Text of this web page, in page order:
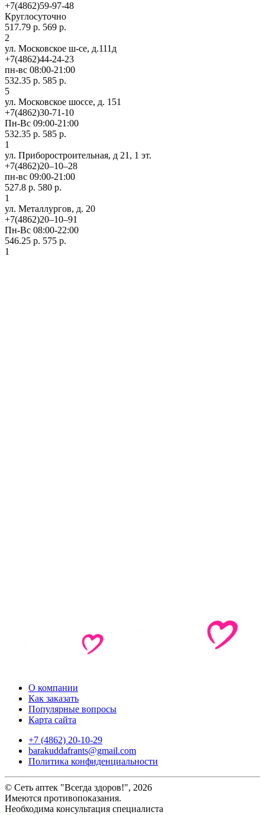
+7(4862)59-97-48
Круглосуточно
517.79 р. 569 р.
2
ул. Московское ш-се, д.111д
+7(4862)44-24-23
пн-вс 08:00-21:00
532.35 р. 585 р.
5
ул. Московское шоссе, д. 151
+7(4862)30-71-10
Пн-Вс 09:00-21:00
532.35 р. 585 р.
1
ул. Приборостроительная, д 21, 1 эт.
+7(4862)20‒10‒28
пн-вс 09:00-21:00
527.8 р. 580 р.
1
ул. ​Металлургов, д. 20
+7(4862)20‒10‒91
Пн-Вс 08:00-22:00
546.25 р. 575 р.
1
О компании
Как заказать
Популярные вопросы
Карта сайта
+7 (4862) 20-10-29
barakuddafrants@gmail.com
Политика конфиденциальности
© Сеть аптек "Всегда здоров!", 2026
Имеются противопоказания.
Необходима консультация специалиста